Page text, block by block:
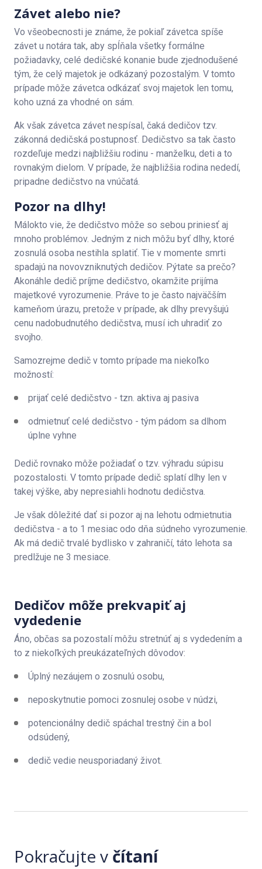
Závet alebo nie?
Vo všeobecnosti je známe, že pokiaľ závetca spíše
závet u notára tak, aby spĺňala všetky formálne
požiadavky, celé dedičské konanie bude zjednodušené
tým, že celý majetok je odkázaný pozostalým. V tomto
prípade môže závetca odkázať svoj majetok len tomu,
koho uzná za vhodné on sám.
Ak však závetca závet nespísal, čaká dedičov tzv.
zákonná dedičská postupnosť. Dedičstvo sa tak často
rozdeľuje medzi najbližšiu rodinu - manželku, deti a to
rovnakým dielom. V prípade, že najbližšia rodina nededí,
pripadne dedičstvo na vnúčatá.
Pozor na dlhy!
Málokto vie, že dedičstvo môže so sebou priniesť aj
mnoho problémov. Jedným z nich môžu byť dlhy, ktoré
zosnulá osoba nestihla splatiť. Tie v momente smrti
spadajú na novovzniknutých dedičov. Pýtate sa prečo?
Akonáhle dedič príjme dedičstvo, okamžite prijíma
majetkové vyrozumenie. Práve to je často najväčším
kameňom úrazu, pretože v prípade, ak dlhy prevyšujú
cenu nadobudnutého dedičstva, musí ich uhradiť zo
svojho.
Samozrejme dedič v tomto prípade ma niekoľko
možností:
prijať celé dedičstvo - tzn. aktiva aj pasiva
odmietnuť celé dedičstvo - tým pádom sa dlhom
úplne vyhne
Dedič rovnako môže požiadať o tzv. výhradu súpisu
pozostalosti. V tomto prípade dedič splatí dlhy len v
takej výške, aby nepresiahli hodnotu dedičstva.
Je však dôležité dať si pozor aj na lehotu odmietnutia
dedičstva - a to 1 mesiac odo dňa súdneho vyrozumenie.
Ak má dedič trvalé bydlisko v zahraničí, táto lehota sa
predlžuje ne 3 mesiace.
Dedičov môže prekvapiť aj
vydedenie
Áno, občas sa pozostalí môžu stretnúť aj s vydedením a
to z niekoľkých preukázateľných dôvodov:
Úplný nezáujem o zosnulú osobu,
neposkytnutie pomoci zosnulej osobe v núdzi,
potencionálny dedič spáchal trestný čin a bol
odsúdený,
dedič vedie neusporiadaný život.
Pokračujte v čítaní